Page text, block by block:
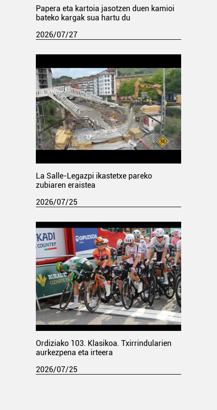
Papera eta kartoia jasotzen duen kamioi
bateko kargak sua hartu du
2026/07/27
La Salle-Legazpi ikastetxe pareko
zubiaren eraistea
2026/07/25
Ordiziako 103. Klasikoa. Txirrindularien
aurkezpena eta irteera
2026/07/25